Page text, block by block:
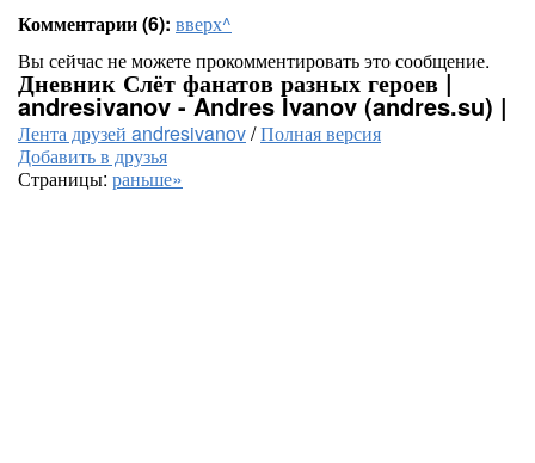
Комментарии (6): вверх^
Вы сейчас не можете прокомментировать это сообщение.
Дневник Слёт фанатов разных героев |
andresivanov - Andres Ivanov (andres.su) |
Лента друзей andresivanov/Полная версия
Добавить в друзья
Страницы: раньше»